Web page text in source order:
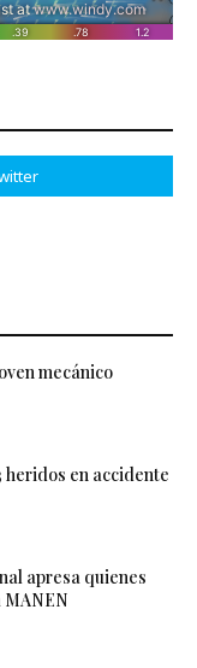
mecánico
heridos en accidente
apresa quienes
MANEN